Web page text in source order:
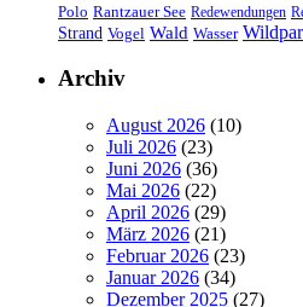
Polo Rantzauer See Redewendungen
Strand Vogel Wald Wasser
Archiv
August 2026 (10)
Juli 2026 (23)
Juni 2026 (36)
Mai 2026 (22)
April 2026 (29)
März 2026 (21)
Februar 2026 (23)
Januar 2026 (34)
Dezember 2025 (27)